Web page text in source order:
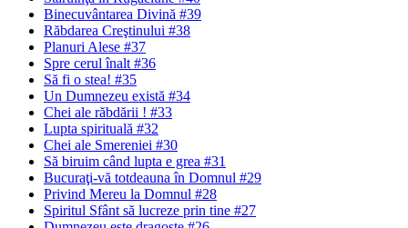
Binecuvântarea Divină #39
Răbdarea Creştinului #38
Planuri Alese #37
Spre cerul înalt #36
Să fi o stea! #35
Un Dumnezeu există #34
Chei ale răbdării ! #33
Lupta spirituală #32
Chei ale Smereniei #30
Să biruim când lupta e grea #31
Bucuraţi-vă totdeauna în Domnul #29
Privind Mereu la Domnul #28
Spiritul Sfânt să lucreze prin tine #27